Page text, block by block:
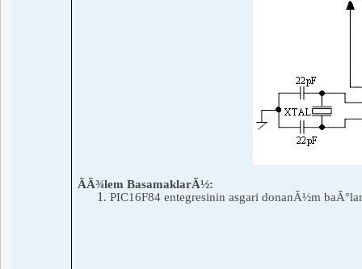
ÃÃ¾lem BasamaklarÃ½:
PIC16F84entegresinin asgari donanÃ½m